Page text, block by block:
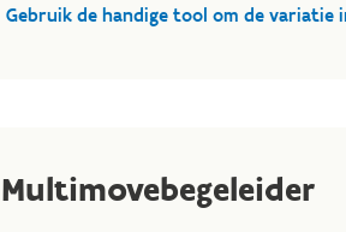
Gebruik de handige tool om de variatie
Multimovebegeleider